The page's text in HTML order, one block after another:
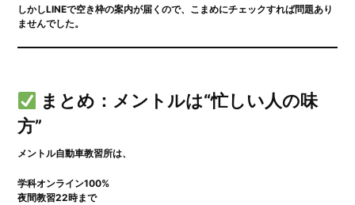
しかしLINEで空き枠の案内が届くので、こまめにチェックすれば問題あり
ませんでした。
まとめ：メントルは“忙しい人の味
方”
メントル自動車教習所は、
学科オンライン100%
夜間教習22時まで